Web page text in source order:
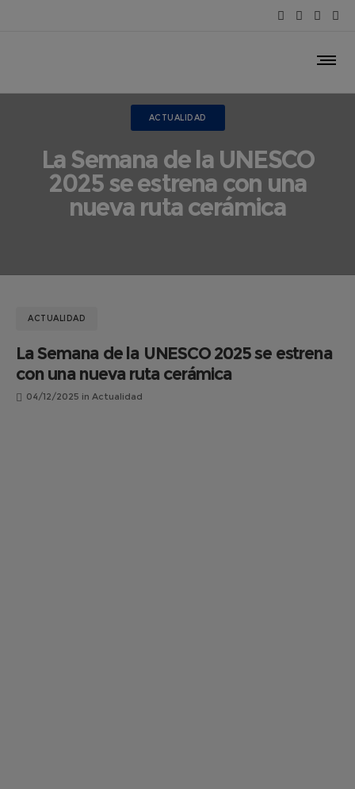
ACTUALIDAD
La Semana de la UNESCO
2025 se estrena con una
nueva ruta cerámica
ACTUALIDAD
La Semana de la UNESCO 2025 se estrena
con una nueva ruta cerámica
04/12/2025 in Actualidad